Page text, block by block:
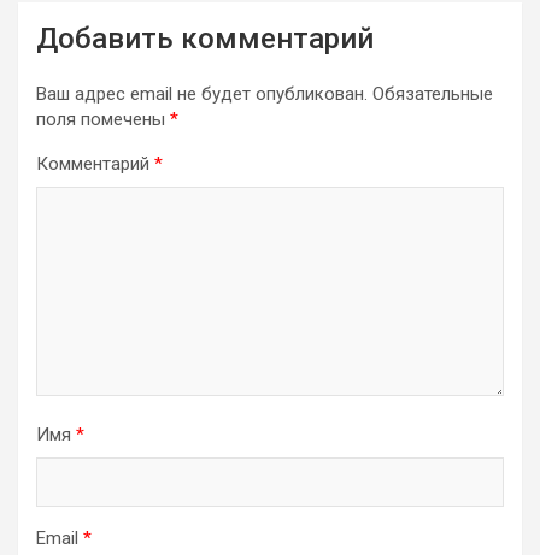
Добавить комментарий
Ваш адрес email не будет опубликован. Обязательные
поля помечены *
Комментарий *
Имя *
Email *